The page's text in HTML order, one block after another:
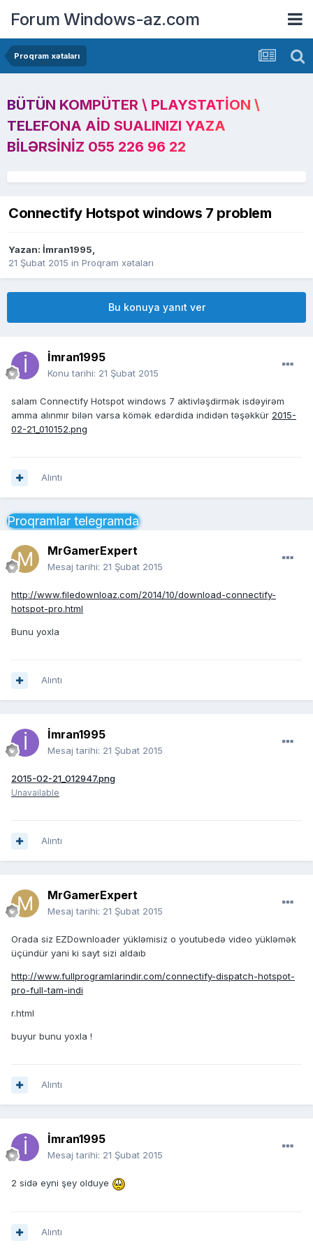
Forum Windows-az.com
Proqram xətaları
BÜTÜN KOMPÜTER \ PLAYSTATION \
TELEFONA AID SUALINIZI YAZA
BILƏRSINIZ 055 226 96 22
Connectify Hotspot windows 7 problem
Yazan: İmran1995,
21 Şubat 2015 in Proqram xətaları
Bu konuya yanıt ver
İmran1995
Konu tarihi: 21 Şubat 2015
salam Connectify Hotspot windows 7 aktivləşdirmək isdəyirəm
amma alınmır bilən varsa kömək edərdida indidən təşəkkür 2015-
02-21_010152.png
Alıntı
Proqramlar telegramda
MrGamerExpert
Mesaj tarihi: 21 Şubat 2015
http://www.filedownloaz.com/2014/10/download-connectify-
hotspot-pro.html
Bunu yoxla
Alıntı
İmran1995
Mesaj tarihi: 21 Şubat 2015
2015-02-21_012947.png
Unavailable
Alıntı
MrGamerExpert
Mesaj tarihi: 21 Şubat 2015
Orada siz EZDownloader yükləmisiz o youtubedə video yükləmək
üçündür yani ki sayt sizi aldaıb
http://www.fullprogramlarindir.com/connectify-dispatch-hotspot-
pro-full-tam-indi
r.html
buyur bunu yoxla !
Alıntı
İmran1995
Mesaj tarihi: 21 Şubat 2015
2 sidə eyni şey olduye
Alıntı